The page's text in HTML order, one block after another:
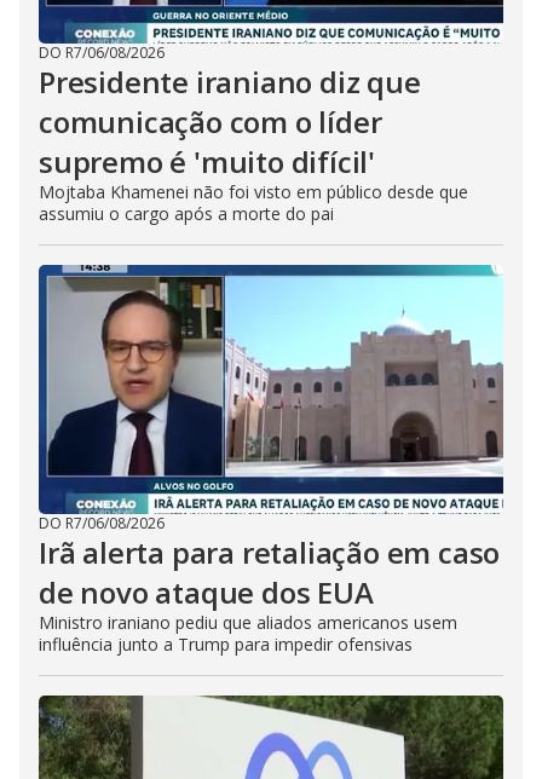
DO R7/06/08/2026
Presidente iraniano diz que
comunicação com o líder
supremo é 'muito difícil'
Mojtaba Khamenei não foi visto em público desde que
assumiu o cargo após a morte do pai
DO R7/06/08/2026
Irã alerta para retaliação em caso
de novo ataque dos EUA
Ministro iraniano pediu que aliados americanos usem
influência junto a Trump para impedir ofensivas